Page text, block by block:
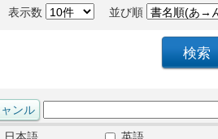
表示数 並び順